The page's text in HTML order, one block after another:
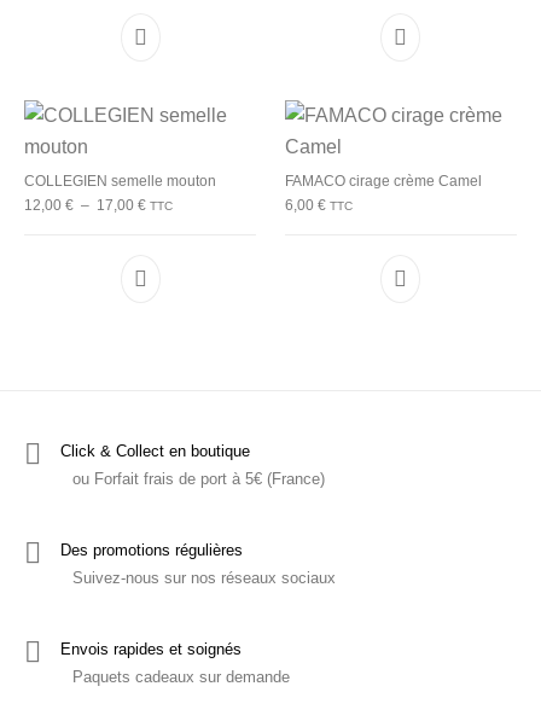
COLLEGIEN semelle mouton
12,00€ – 17,00€Plage de prix : 12,00 € à 17,00 €
TTC
Ce produit a plusieurs variations. Les options
FAMACO cirage crème Camel
6,00 € TTC
Click & Collect en boutique
ou Forfait frais de port à 5€ (France)
Des promotions régulières
Suivez-nous sur nos réseaux sociaux
Envois rapides et soignés
Paquets cadeaux sur demande